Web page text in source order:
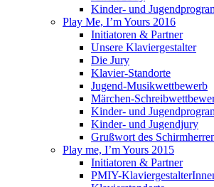
Kinder- und
Play Me, I’m Yours 2016
Initiatoren & Partner
Unsere Klaviergestalter
Die Jury
Klavier-Standorte
Jugend-Musikwettbewerb
Märchen-
Kinder- und
Kinder- und Jugendjury
Grußwort des
Play me, I’m Yours 2015
Initiatoren & Partner
PMIY-